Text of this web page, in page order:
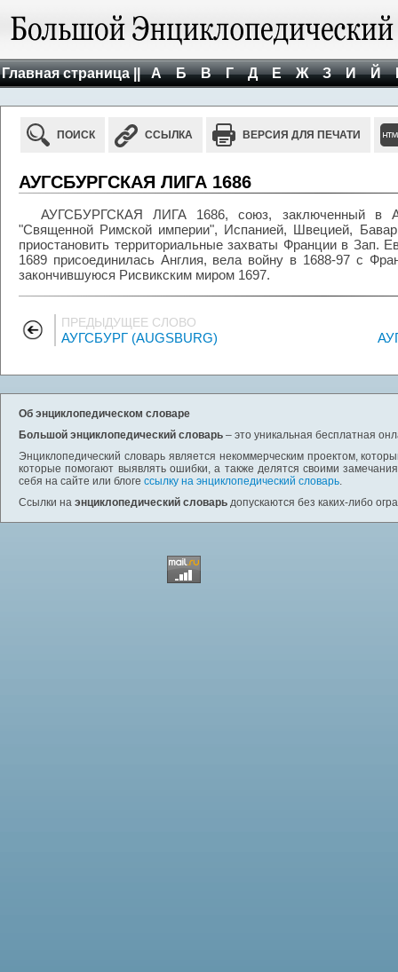
Главная страница || А Б В Г Д Е Ж З И Й
ПОИСК ССЫЛКА ВЕРСИЯ ДЛЯ ПЕЧАТИ
АУГСБУРГСКАЯ ЛИГА 1686
АУГСБУРГСКАЯ ЛИГА 1686, союз, заключенный в
"Священной Римской империи", Испанией, Швецией,
приостановить территориальные захваты Франции в Зап.
1689 присоединилась Англия, вела войну в 1688-97 с
закончившуюся Рисвикским миром 1697.
ПРЕДЫДУЩЕЕ СЛОВО
АУГСБУРГ (AUGSBURG)
Об энциклопедическом словаре
Большой энциклопедический словарь – это уникальная бесплатная
Энциклопедический словарь является некоммерческим проектом,
которые помогают выявлять ошибки, а также делятся своими
себя на сайте или блоге ссылку на энциклопедический словарь.
Ссылки на энциклопедический словарь допускаются без каких-либо